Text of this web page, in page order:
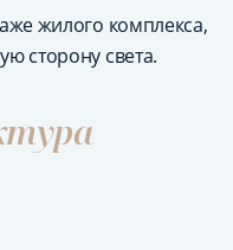
жилого комплекса,
сторону света.